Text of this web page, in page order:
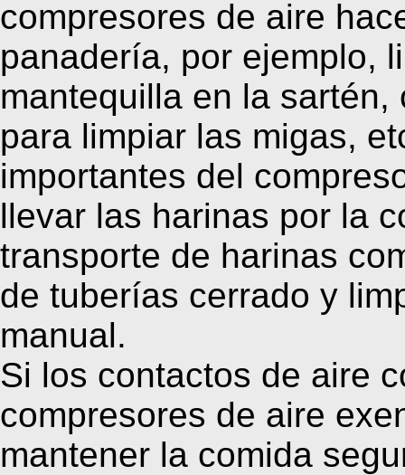
compresores de aire
panadería, por ejemplo,
mantequilla en la
para limpiar las migas,
importantes del
llevar las harinas por la
transporte de harinas
de tuberías cerrado y
manual.
Si los contactos de aire
compresores de aire
mantener la comida